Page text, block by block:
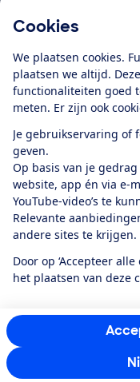
Cookies
We plaatsen cookies.
plaatsen we altijd.
functionaliteiten goed
meten. Er zijn ook
Je gebruikservaring of
geven.
Op basis van je
website, app én via e-
YouTube-video’s te
Relevante
andere sites te krijgen.
Door op ‘Accepteer
het plaatsen van deze
app
Algemene
Cookiebeleid
RSS-
12.901consumenten